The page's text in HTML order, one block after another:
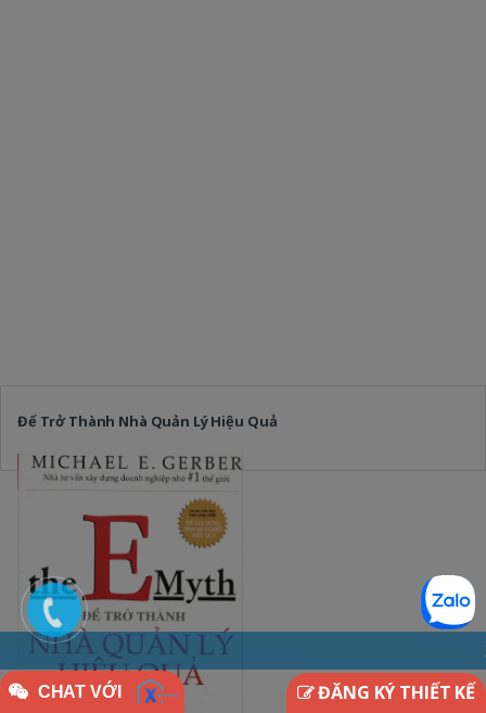
Để Trở Thành Nhà Quản Lý Hiệu Quả
ĐĂNG KÝ THIẾT KẾ
CHAT VỚI
X HOME -